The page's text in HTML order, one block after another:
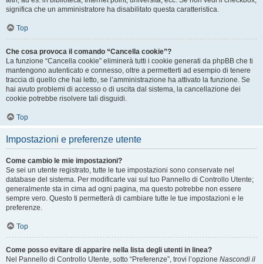
significa che un amministratore ha disabilitato questa caratteristica.
Top
Che cosa provoca il comando “Cancella cookie”?
La funzione “Cancella cookie” eliminerà tutti i cookie generati da phpBB che ti
mantengono autenticato e connesso, oltre a permetterti ad esempio di tenere
traccia di quello che hai letto, se l’amministrazione ha attivato la funzione. Se
hai avuto problemi di accesso o di uscita dal sistema, la cancellazione dei
cookie potrebbe risolvere tali disguidi.
Top
Impostazioni e preferenze utente
Come cambio le mie impostazioni?
Se sei un utente registrato, tutte le tue impostazioni sono conservate nel
database del sistema. Per modificarle vai sul tuo Pannello di Controllo Utente;
generalmente sta in cima ad ogni pagina, ma questo potrebbe non essere
sempre vero. Questo ti permetterà di cambiare tutte le tue impostazioni e le
preferenze.
Top
Come posso evitare di apparire nella lista degli utenti in linea?
Nel Pannello di Controllo Utente, sotto “Preferenze”, trovi l’opzione Nascondi il